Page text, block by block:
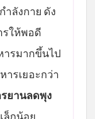
ลังกาย ดัง
ให้พอดี
ารมากขึ้นไป
ารเยอะกว่า
ยานลดพุง
ล็กน้อย